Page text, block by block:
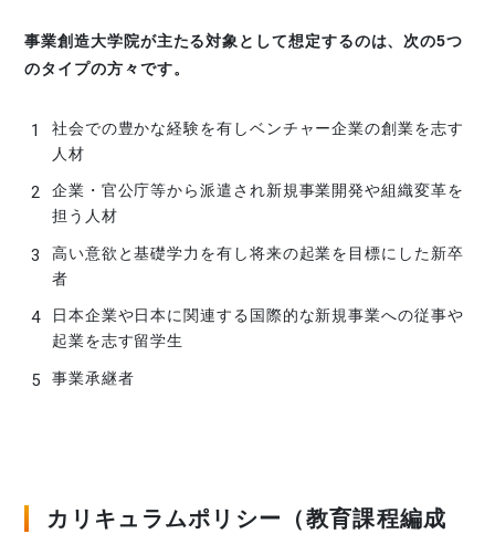
事業創造大学院が主たる対象として想定するのは、次の5つ
のタイプの方々です。
社会での豊かな経験を有しベンチャー企業の創業を志す
人材
企業・官公庁等から派遣され新規事業開発や組織変革を
担う人材
高い意欲と基礎学力を有し将来の起業を目標にした新卒
者
日本企業や日本に関連する国際的な新規事業への従事や
起業を志す留学生
事業承継者
カリキュラムポリシー（教育課程編成